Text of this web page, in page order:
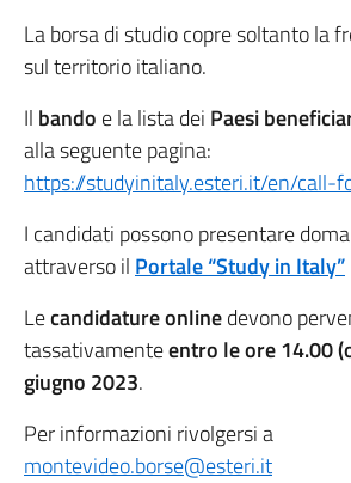
La borsa di studio copre soltanto la
sul territorio italiano.
Il bando e la lista dei Paesi
alla seguente pagina:
https://studyinitaly.esteri.it/en/call-
I candidati possono presentare
attraverso il Portale “Study in Italy”
Lecandidature onlinedevono
tassativamenteentro le ore 14.00
giugno 2023.
Per informazioni rivolgersi a
montevideo.borse@esteri.it